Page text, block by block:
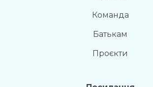
Команда
Батькам
Проєкти